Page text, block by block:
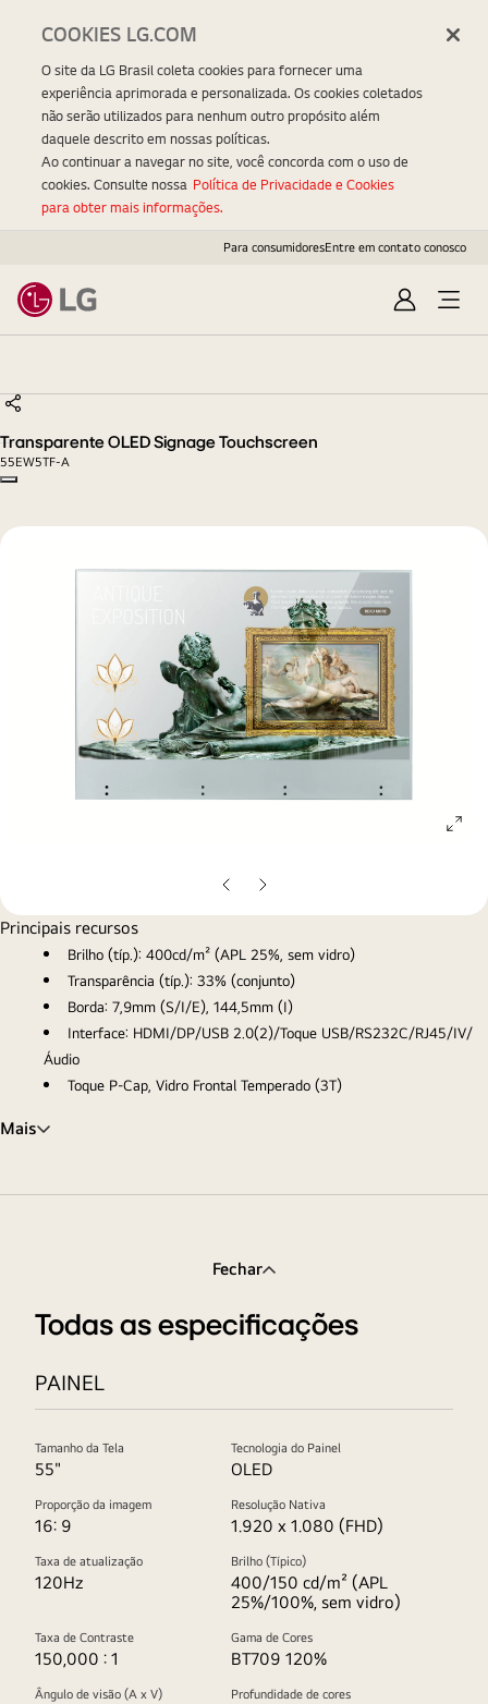
Para consumidoresEntre em contato conosco
EntrarOpen
Menu
Touchscreen
Transparente OLED Signage Touchscreen
55EW5TF-A
Copy model name
Slide
anterior
Próximo
slide
Principais recursos
Brilho (típ.): 400cd/m² (APL 25%, sem vidro)
Transparência (típ.): 33% (conjunto)
Borda: 7,9mm (S/I/E), 144,5mm (I)
Interface: HDMI/DP/USB 2.0(2)/Toque USB/RS232C/RJ45/IV/
Áudio
Toque P-Cap, Vidro Frontal Temperado (3T)
Mais
Fechar
Todas as especificações
PAINEL
Tamanho da Tela
55"
Tecnologia do Painel
OLED
Proporção da imagem
16: 9
Resolução Nativa
1.920 x 1.080 (FHD)
Taxa de atualização
120Hz
Brilho (Típico)
400/150 cd/m² (APL
25%/100%, sem vidro)
Taxa de Contraste
150,000 : 1
Gama de Cores
BT709 120%
Ângulo de visão (A x V) Profundidade de cores
COOKIES LG.COM
O site da LG Brasil coleta cookies para fornecer uma
experiência aprimorada e personalizada. Os cookies coletados
não serão utilizados para nenhum outro propósito além
daquele descrito em nossas políticas.
Ao continuar a navegar no site, você concorda com o uso de
cookies. Consulte nossa Política de Privacidade e Cookies
para obter mais informações.